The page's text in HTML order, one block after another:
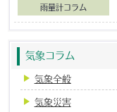
雨量計コラム
気象コラム
気象全般
気象災害